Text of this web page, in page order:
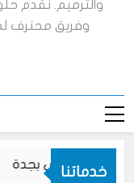
والترميم. نقدم
وفريق محترف
خدماتنا
ايبوكسي بجدة